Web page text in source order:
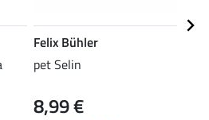
Felix Bühler
pet Selin
8,99 €